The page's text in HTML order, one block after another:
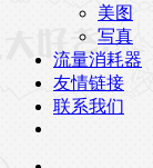
美图
写真
流量消耗器
友情链接
联系我们